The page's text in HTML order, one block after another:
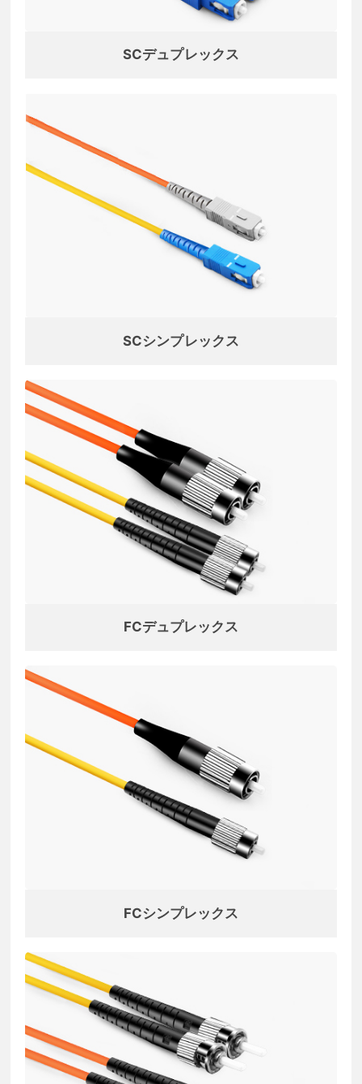
SCデュプレックス
SCシンプレックス
FCデュプレックス
FCシンプレックス